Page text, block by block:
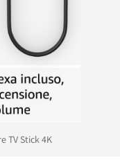
TV Stick 4K